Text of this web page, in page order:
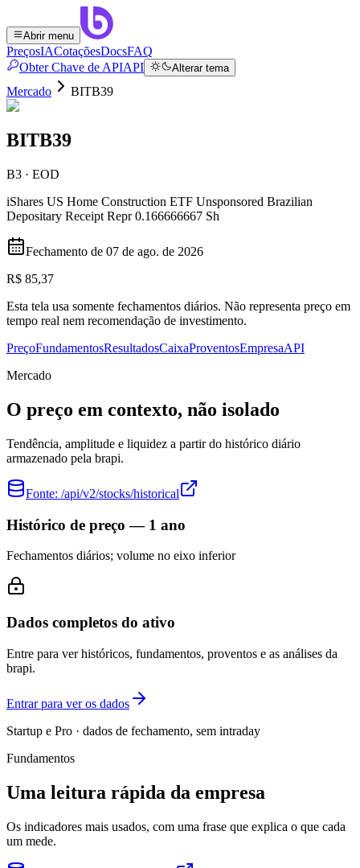
Abrir menu
PreçosIACotaçõesDocsFAQ
Obter Chave de APIAPI Alterar tema
Mercado BITB39
BITB39
B3 · EOD
iShares US Home Construction ETF Unsponsored Brazilian
Depositary Receipt Repr 0.166666667 Sh
Fechamento de 07 de ago. de 2026
R$ 85,37
Esta tela usa somente fechamentos diários. Não representa preço em
tempo real nem recomendação de investimento.
PreçoFundamentosResultadosCaixaProventosEmpresaAPI
Mercado
O preço em contexto, não isolado
Tendência, amplitude e liquidez a partir do histórico diário
armazenado pela brapi.
Fonte: /api/v2/stocks/historical
Histórico de preço — 1 ano
Fechamentos diários; volume no eixo inferior
Dados completos do ativo
Entre para ver históricos, fundamentos, proventos e as análises da
brapi.
Entrar para ver os dados
Startup e Pro · dados de fechamento, sem intraday
Fundamentos
Uma leitura rápida da empresa
Os indicadores mais usados, com uma frase que explica o que cada
um mede.